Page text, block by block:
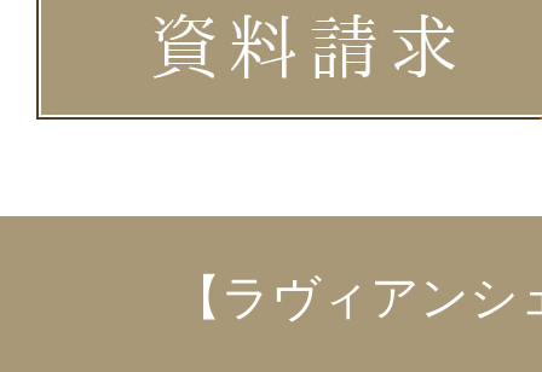
【ラヴィアン